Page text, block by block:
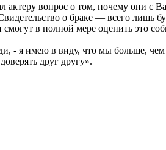
актеру вопрос о том, почему они
о браке — всего
в полной мере оценить это
- я имею в виду, что мы больше,
друг другу».